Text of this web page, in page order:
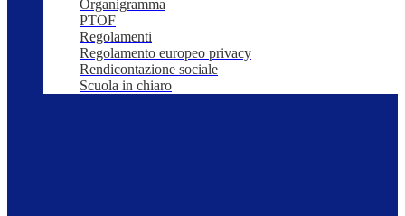
Organigramma
PTOF
Regolamenti
Regolamento europeo privacy
Rendicontazione sociale
Scuola in chiaro